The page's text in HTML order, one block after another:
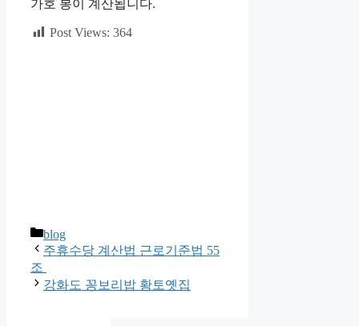
가호 봉이 계산됩니다.
Post Views: 364
카
테
리
blog
주휴수당 계산법 근로기준법 55
조
강화도 꽁보리밥 황토옛집